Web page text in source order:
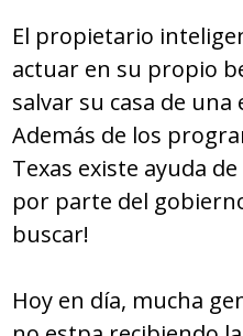
El propietario
actuar en su propio
salvar su casa de
Además de los
Texas existe ayuda
por parte del
buscar!
Hoy en día, mucha